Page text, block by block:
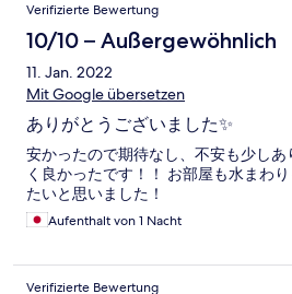
Verifizierte Bewertung
10/10 – Außergewöhnlich
11. Jan. 2022
Mit Google übersetzen
ありがとうございました✨
安かったので期待なし、不安も少し
く良かったです！！ お部屋も水まわ
たいと思いました！
Aufenthalt von 1 Nacht
Verifizierte Bewertung